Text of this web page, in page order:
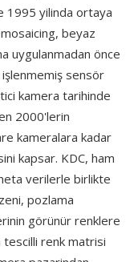
1995 yilinda ortaya
beyaz
uygulanmadan önce
sensör
kamera tarihinde
2000'lerin
kameralara kadar
kapsar. KDC, ham
verilerle birlikte
pozlama
görünür renklere
tescilli renk matrisi